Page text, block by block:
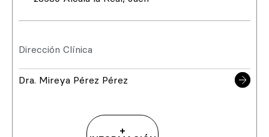
Dirección Clínica
Dra. Mireya Pérez Pérez
+